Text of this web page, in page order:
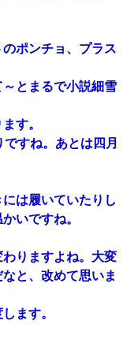
のポンチョ、プラス
とまるで小説細雪
す。
すね。あとは四月
は履いていたりし
いですね。
りますよね。大変
と、改めて思いま
ます。